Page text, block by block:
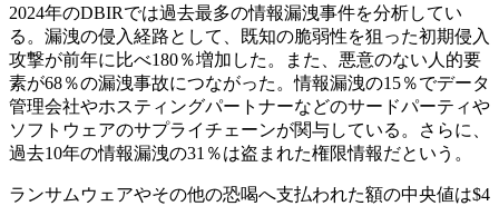
2024年のDBIRでは過去最多の情報漏洩事件を分析してい
る。漏洩の侵入経路として、既知の脆弱性を狙った初期侵入
攻撃が前年に比べ180％増加した。また、悪意のない人的要
素が68％の漏洩事故につながった。情報漏洩の15％でデータ
管理会社やホスティングパートナーなどのサードパーティや
ソフトウェアのサプライチェーンが関与している。さらに、
過去10年の情報漏洩の31％は盗まれた権限情報だという。
ランサムウェアやその他の恐喝へ支払われた額の中央値は$4